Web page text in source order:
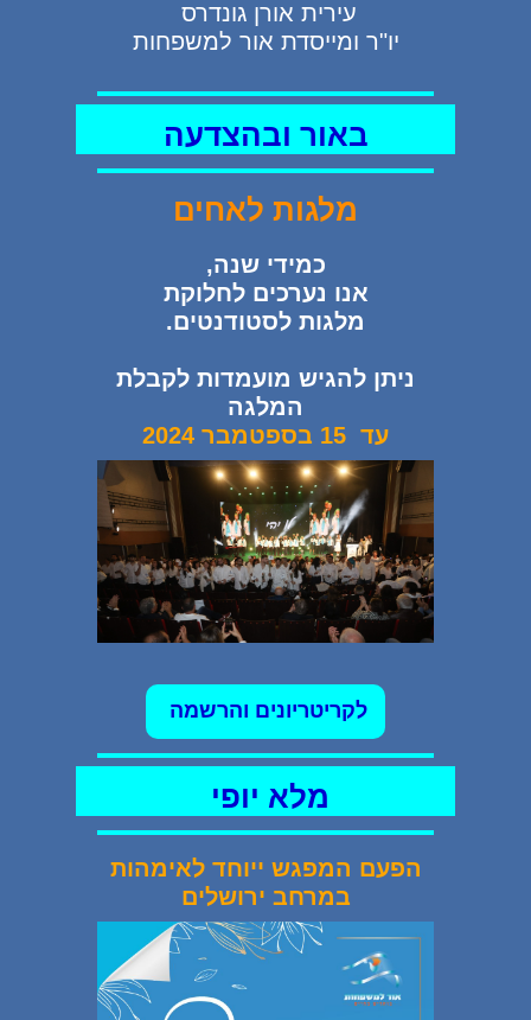
עירית אורן גונדרס
יו"ר ומייסדת אור למשפחות
באור ובהצדעה
מלגות לאחים
כמידי שנה,
אנו נערכים לחלוקת
מלגות לסטודנטים.
ניתן להגיש מועמדות לקבלת
המלגה
עד 15 בספטמבר 2024
לקריטריונים והרשמה
מלא יופי
הפעם המפגש ייוחד לאימהות
במרחב ירושלים